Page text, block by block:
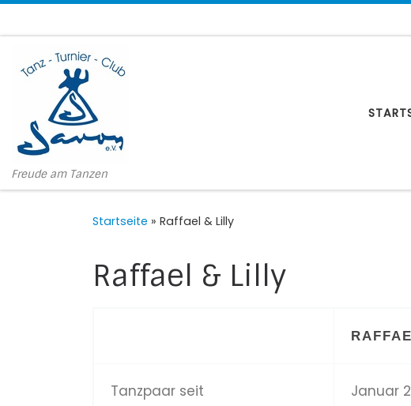
Freude am Tanzen
Startseite » Raffael & Lilly
Raffael & Lilly
Tanzpaar seit Januar